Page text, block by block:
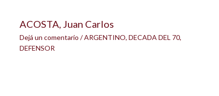
ACOSTA, Juan Carlos
Dejá un comentario /ARGENTINO, DECADA DEL 70,
DEFENSOR